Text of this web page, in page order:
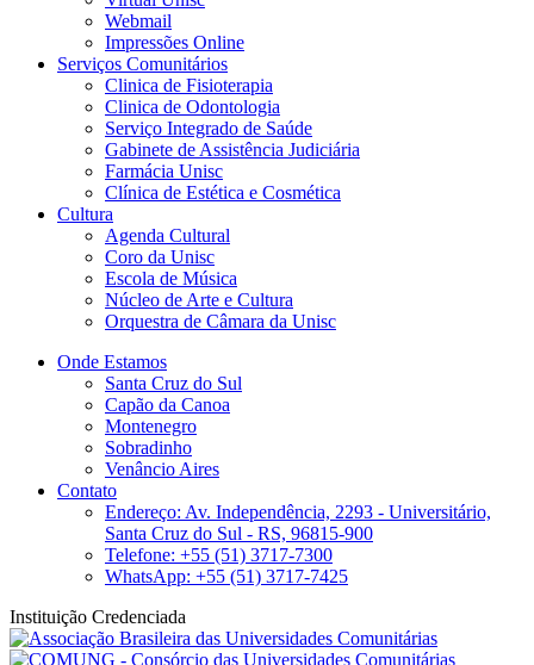
Webmail
Impressões Online
Serviços Comunitários
Clinica de Fisioterapia
Clinica de Odontologia
Serviço Integrado de Saúde
Gabinete de Assistência Judiciária
Farmácia Unisc
Clínica de Estética e Cosmética
Cultura
Agenda Cultural
Coro da Unisc
Escola de Música
Núcleo de Arte e Cultura
Orquestra de Câmara da Unisc
Onde Estamos
Santa Cruz do Sul
Capão da Canoa
Montenegro
Sobradinho
Venâncio Aires
Contato
Endereço: Av. Independência, 2293 - Universitário,
Santa Cruz do Sul - RS, 96815-900
Telefone: +55 (51) 3717-7300
WhatsApp: +55 (51) 3717-7425
Instituição Credenciada